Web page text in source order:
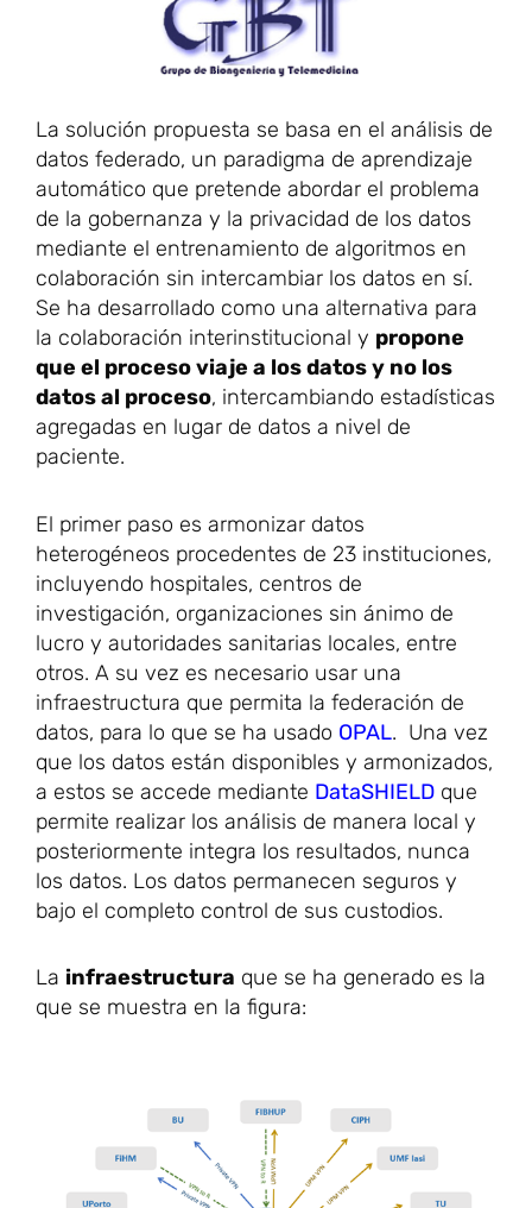
La solución propuesta se basa en el análisis de
datos federado, un paradigma de aprendizaje
automático que pretende abordar el problema
de la gobernanza y la privacidad de los datos
mediante el entrenamiento de algoritmos en
colaboración sin intercambiar los datos en sí.
Se ha desarrollado como una alternativa para
la colaboración interinstitucional y propone
que el proceso viaje a los datos y no los
datos al proceso, intercambiando estadísticas
agregadas en lugar de datos a nivel de
paciente.
El primer paso es armonizar datos
heterogéneos procedentes de 23 instituciones,
incluyendo hospitales, centros de
investigación, organizaciones sin ánimo de
lucro y autoridades sanitarias locales, entre
otros. A su vez es necesario usar una
infraestructura que permita la federación de
datos, para lo que se ha usado OPAL. Una vez
que los datos están disponibles y armonizados,
a estos se accede mediante DataSHIELD que
permite realizar los análisis de manera local y
posteriormente integra los resultados, nunca
los datos. Los datos permanecen seguros y
bajo el completo control de sus custodios.
La infraestructura que se ha generado es la
que se muestra en la figura: